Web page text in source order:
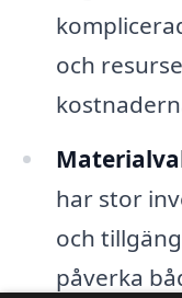
och
har stor
och
påverka